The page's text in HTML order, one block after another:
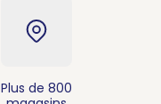
Plus de 800